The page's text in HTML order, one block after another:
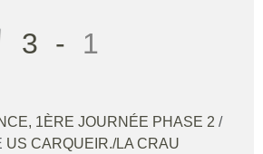
3 - 1
1ÈRE JOURNÉE PHASE 2 /
US CARQUEIR./LA CRAU